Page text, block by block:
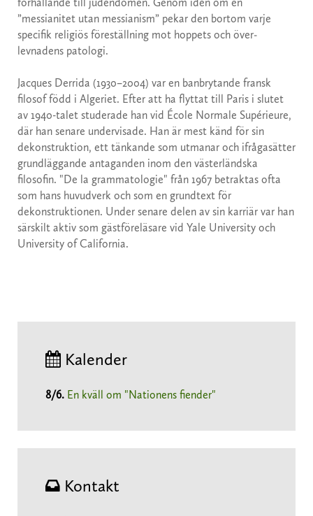
”messianitet utan messianism” pekar den bortom varje
speci­fik religiös föreställning mot hoppets och över­
levnadens patologi.
Jacques Derrida (1930–2004) var en ban­brytan­de fransk
filosof född i Algeriet. Efter att ha flyt­tat till Paris i slutet
av 1940-talet studerade han vid École Normale Supéri­eure,
där han senare undervisade. Han är mest känd för sin
dekons­truktion, ett tänkande som utmanar och ifråga­sätter
grundläggande antaganden inom den väster­ländska
filosofin. "De la grammatologie" från 1967 betraktas ofta
som hans huvudverk och som en grundtext för
dekonstruktionen. Under senare delen av sin karriär var han
särskilt aktiv som gästföreläsare vid Yale University och
University of California.
Kalender
8/6. En kväll om "Nationens fiender"
Kontakt